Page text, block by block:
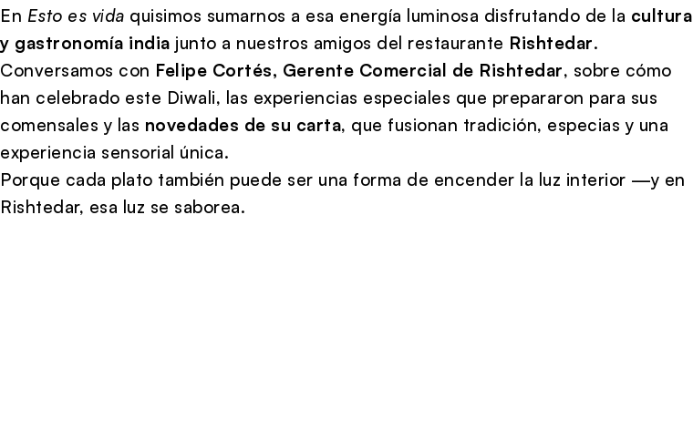
En Esto es vida quisimos sumarnos a esa energía luminosa disfrutando de la cultura
y gastronomía india junto a nuestros amigos del restaurante Rishtedar.
Conversamos con Felipe Cortés, Gerente Comercial de Rishtedar, sobre cómo
han celebrado este Diwali, las experiencias especiales que prepararon para sus
comensales y las novedades de su carta, que fusionan tradición, especias y una
experiencia sensorial única.
Porque cada plato también puede ser una forma de encender la luz interior —y en
Rishtedar, esa luz se saborea.